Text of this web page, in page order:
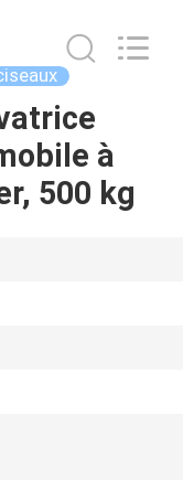
à
500 kg